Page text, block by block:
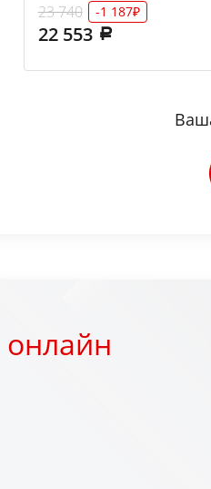
23 740
-1 187₽
22 553
онлайн